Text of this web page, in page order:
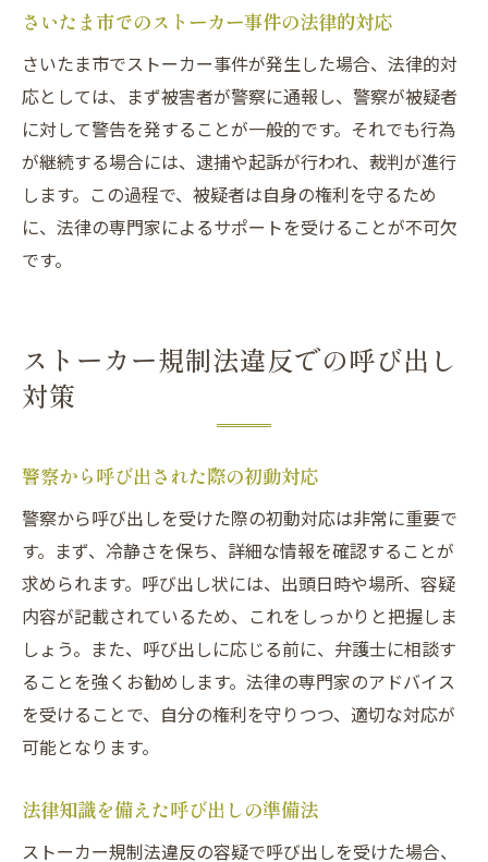
さいたま市でのストーカー事件の法律的対応
さいたま市でストーカー事件が発生した場合、法律的対
応としては、まず被害者が警察に通報し、警察が被疑者
に対して警告を発することが一般的です。それでも行為
が継続する場合には、逮捕や起訴が行われ、裁判が進行
します。この過程で、被疑者は自身の権利を守るため
に、法律の専門家によるサポートを受けることが不可欠
です。
ストーカー規制法違反での呼び出し
対策
警察から呼び出された際の初動対応
警察から呼び出しを受けた際の初動対応は非常に重要で
す。まず、冷静さを保ち、詳細な情報を確認することが
求められます。呼び出し状には、出頭日時や場所、容疑
内容が記載されているため、これをしっかりと把握しま
しょう。また、呼び出しに応じる前に、弁護士に相談す
ることを強くお勧めします。法律の専門家のアドバイス
を受けることで、自分の権利を守りつつ、適切な対応が
可能となります。
法律知識を備えた呼び出しの準備法
ストーカー規制法違反の容疑で呼び出しを受けた場合、